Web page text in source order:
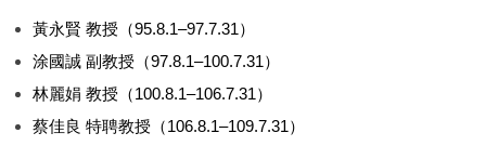
學分班
表單下載
校友專區
黃永賢 教授（95.8.1–97.7.31）
涂國誠 副教授（97.8.1–100.7.31）
林麗娟 教授（100.8.1–106.7.31）
蔡佳良 特聘教授（106.8.1–109.7.31）